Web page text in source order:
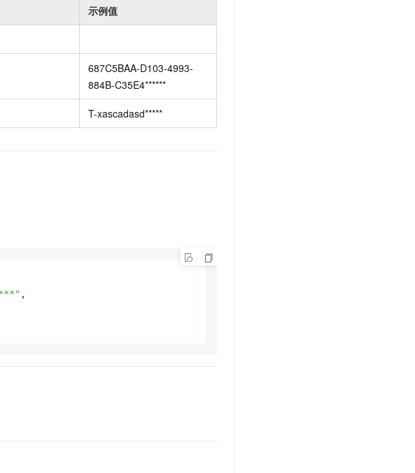
示例值
687C5BAA-D103-4993-
884B-C35E4******
T-xascadasd*****
,